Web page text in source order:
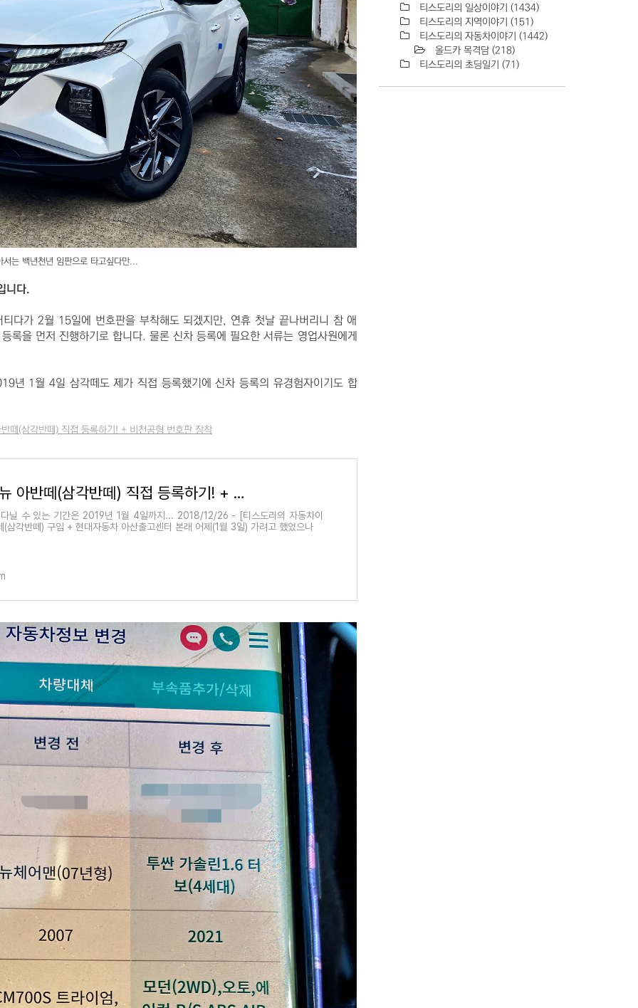
서는 백년천년 임판으로 타고싶다만...
니다.
다가 2월 15일에 번호판을 부착해도 되겠지만, 연휴 첫날 끝나버리니 참 애
록을 먼저 진행하기로 합니다. 물론 신차 등록에 필요한 서류는 영업사원에게
년 1월 4일 삼각떼도 제가 직접 등록했기에 신차 등록의 유경험자이기도 합
(삼각반떼) 직접 등록하기! + 비천공형 번호판 장착
190104 더 뉴 아반떼(삼각반떼) 직접 등록하기! + 비천공형 번호판 장착
닐 수 있는 기간은 2019년 1월 4일까지... 2018/12/26 - [티스도리의 자동차이
삼각반떼) 구입 + 현대자동차 아산출고센터 본래 어제(1월 3일) 가려고 했었으나
티스도리의 일상이야기 (1434)
티스도리의 지역이야기 (151)
티스도리의 자동차이야기 (1442)
올드카 목격담 (218)
티스도리의 초딩일기 (71)